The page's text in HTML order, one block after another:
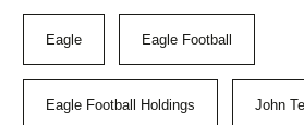
Eagle Eagle Football
Eagle Football Holdings John